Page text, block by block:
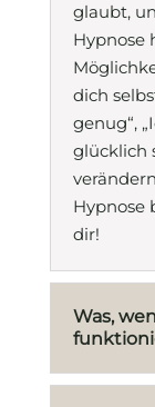
glaubt,
Hypnose
dich
genug“,
glücklich
Hypnose
dir!
Was,